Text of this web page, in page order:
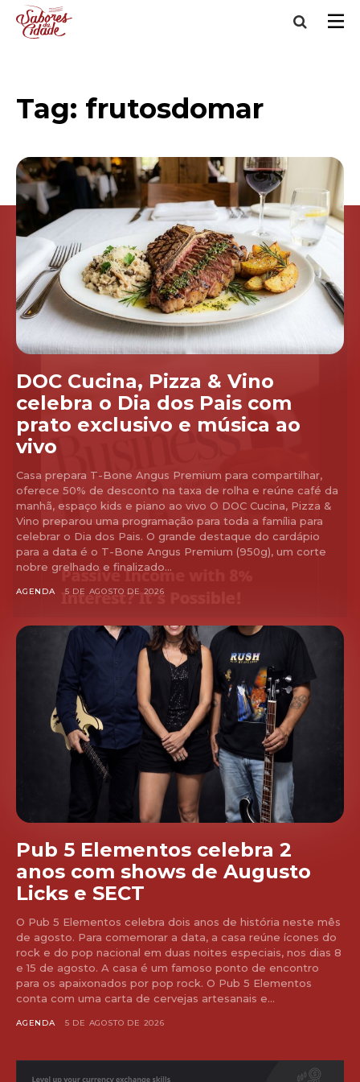
Tag: frutosdomar
DOC Cucina, Pizza & Vino
celebra o Dia dos Pais com
prato exclusivo e música ao
vivo
Casa prepara T-Bone Angus Premium para compartilhar,
oferece 50% de desconto na taxa de rolha e reúne café da
manhã, espaço kids e piano ao vivo O DOC Cucina, Pizza &
Vino preparou uma programação para toda a família para
celebrar o Dia dos Pais. O grande destaque do cardápio
para a data é o T-Bone Angus Premium (950g), um corte
nobre grelhado e finalizado...
AGENDA 5 DE AGOSTO DE 2026
Pub 5 Elementos celebra 2
anos com shows de Augusto
Licks e SECT
O Pub 5 Elementos celebra dois anos de história neste mês
de agosto. Para comemorar a data, a casa reúne ícones do
rock e do pop nacional em duas noites especiais, nos dias 8
e 15 de agosto. A casa é um famoso ponto de encontro
para os apaixonados por pop rock. O Pub 5 Elementos
conta com uma carta de cervejas artesanais e...
AGENDA 5 DE AGOSTO DE 2026